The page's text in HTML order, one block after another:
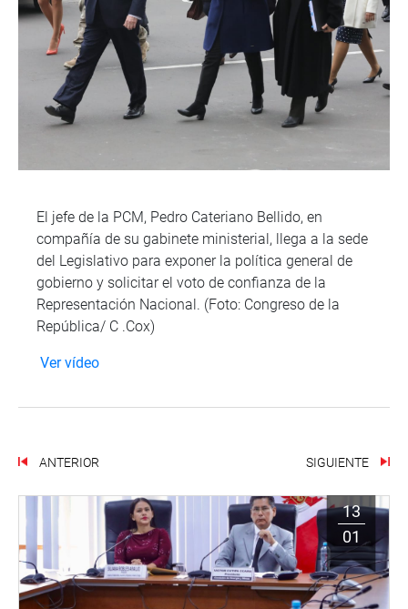
El jefe de la PCM, Pedro Cateriano Bellido, en
compañía de su gabinete ministerial, llega a la sede
del Legislativo para exponer la política general de
gobierno y solicitar el voto de confianza de la
Representación Nacional. (Foto: Congreso de la
República/ C .Cox)
Ver vídeo
ANTERIOR SIGUIENTE
13
01